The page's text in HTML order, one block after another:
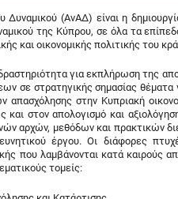
(ΑνΑΔ) είναι η
της Κύπρου, σε όλα τα
και οικονομικής πολιτικής του
δραστηριότητα για εκπλήρωση της
σε στρατηγικής σημασίας θέματα
στην Κυπριακή
στον απολογισμό και
αρχών, μεθόδων και πρακτικών
έργου. Οι διάφορες
που λαμβάνονται κατά καιρούς
τομείς: